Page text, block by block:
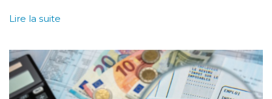
Lire la suite